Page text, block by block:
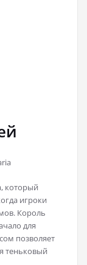
который
игроки
Король
для
позволяет
теньковый